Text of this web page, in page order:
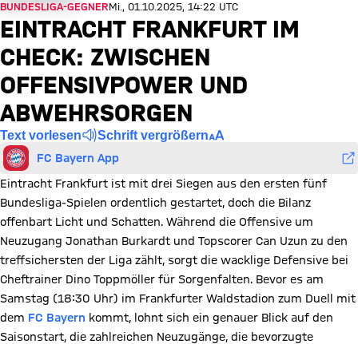
BUNDESLIGA-GEGNERMi., 01.10.2025, 14:22 UTC
EINTRACHT FRANKFURT IM
CHECK: ZWISCHEN
OFFENSIVPOWER UND
ABWEHRSORGEN
Text vorlesen Schrift vergrößern
FC Bayern App
Eintracht Frankfurt ist mit drei Siegen aus den ersten fünf
Bundesliga-Spielen ordentlich gestartet, doch die Bilanz
offenbart Licht und Schatten. Während die Offensive um
Neuzugang Jonathan Burkardt und Topscorer Can Uzun zu den
treffsichersten der Liga zählt, sorgt die wacklige Defensive bei
Cheftrainer Dino Toppmöller für Sorgenfalten. Bevor es am
Samstag (18:30 Uhr) im Frankfurter Waldstadion zum Duell mit
dem FC Bayern kommt, lohnt sich ein genauer Blick auf den
Saisonstart, die zahlreichen Neuzugänge, die bevorzugte